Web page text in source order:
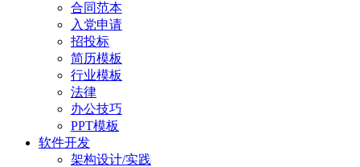
合同范本
入党申请
招投标
简历模板
行业模板
法律
办公技巧
PPT模板
软件开发
架构设计/实践